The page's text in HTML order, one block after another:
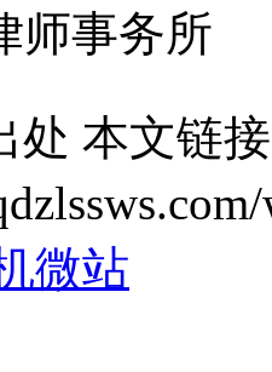
师事务所
处 本文链
微站